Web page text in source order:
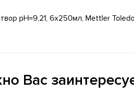
рН=9,21, 6х250мл, Mettler
Вас